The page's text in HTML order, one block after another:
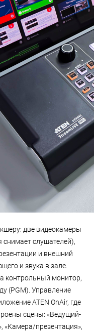
две видеокамеры
снимает слушателей),
и внешний
и звука в зале.
контрольный монитор,
(PGM). Управление
ATEN OnAir, где
сцены: «Ведущий-
«Камера/презентация»,